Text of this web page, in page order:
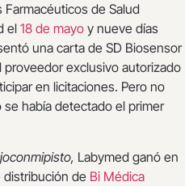
de Salud
el 18 de mayo y nueve días
una carta de SD Biosensor
proveedor exclusivo autorizado
en licitaciones. Pero no
había detectado el primer
Labymed ganó en
distribución de Bi Médica